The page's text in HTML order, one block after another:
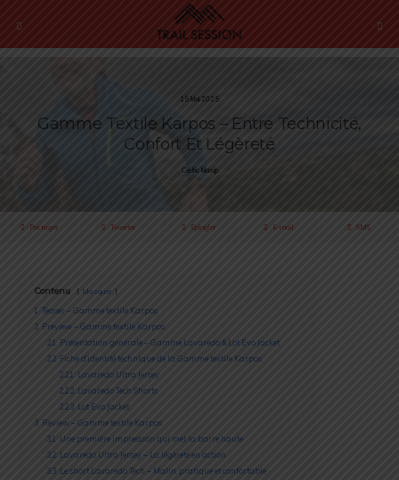
15 Mai 2025
Gamme Textile Karpos – Entre Technicité,
Confort Et Légèreté
Cédric Masip
Partager Tweeter Épingler E-mail SMS
Contenu Masquer
1 Teaser – Gamme textile Karpos
2 Preview – Gamme textile Karpos
2.1
Présentation générale – Gamme Lavaredo & Lot Evo Jacket
2.2 Fiche d’identité technique de la Gamme textile Karpos
2.2.1
Lavaredo Ultra Jersey
2.2.2 Lavaredo Tech Shorts
2.2.3 Lot Evo Jacket
3 Review – Gamme textile Karpos
3.1
Une première impression qui met la barre haute
3.2 Lavaredo Ultra Jersey – La légèreté en action
3.3 Le short Lavaredo Tech – Malin, pratique et confortable